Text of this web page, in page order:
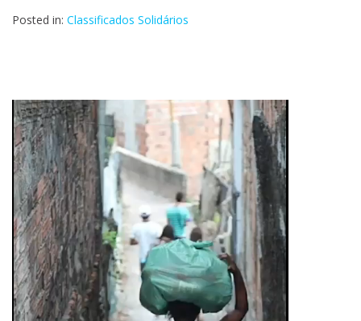
Posted in: Classificados Solidários